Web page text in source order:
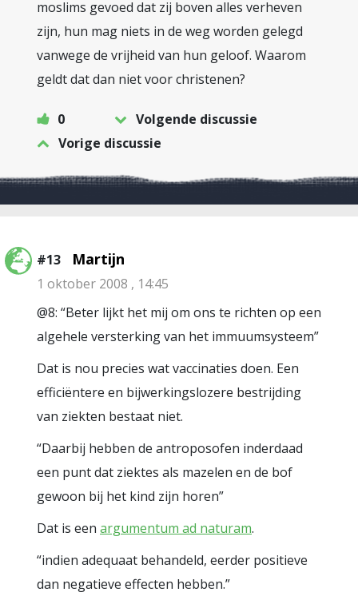
moslims gevoed dat zij boven alles verheven
zijn, hun mag niets in de weg worden gelegd
vanwege de vrijheid van hun geloof. Waarom
geldt dat dan niet voor christenen?
0
Volgende discussie
Vorige discussie
#13 Martijn
1 oktober 2008 , 14:45
@8: “Beter lijkt het mij om ons te richten op een
algehele versterking van het immuumsysteem”
Dat is nou precies wat vaccinaties doen. Een
efficiëntere en bijwerkingslozere bestrijding
van ziekten bestaat niet.
“Daarbij hebben de antroposofen inderdaad
een punt dat ziektes als mazelen en de bof
gewoon bij het kind zijn horen”
Dat is een argumentum ad naturam.
“indien adequaat behandeld, eerder positieve
dan negatieve effecten hebben.”